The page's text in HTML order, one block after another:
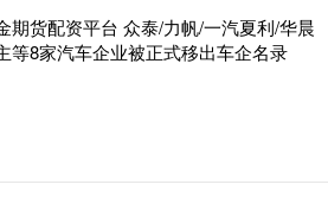
期货配资平台 众泰/力帆/一汽夏利/华晨
等8家汽车企业被正式移出车企名录